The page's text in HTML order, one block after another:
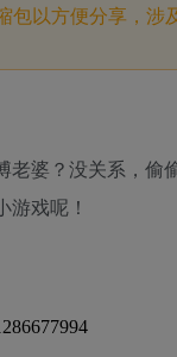
包以方便分享，
老婆？没关系，
戏呢！